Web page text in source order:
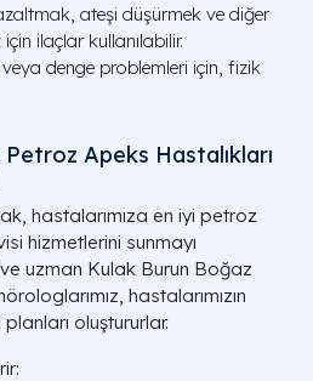
ateşi düşürmek ve diğer
ilaçlar kullanılabilir.
denge problemleri için, fizik
Apeks Hastalıkları
hastalarımıza en iyi petroz
hizmetlerini sunmayı
uzman Kulak Burun Boğaz
hastalarımızın
oluştururlar.